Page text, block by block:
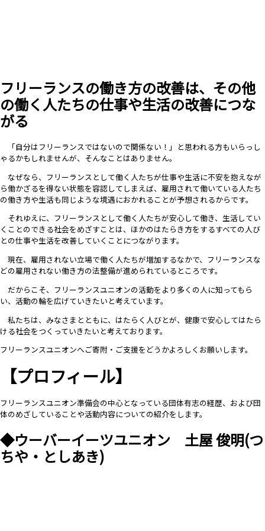
フリーランスの働き方の改善は、その他
の働く人たちの仕事や生活の改善につな
がる
「自分はフリーランスではないので関係ない！」と思われる方もいらっし
ゃるかもしれませんが、そんなことはありません。
なぜなら、フリーランスとして働く人たちが仕事や生活に不安を抱えなが
ら働かざるを得ない状態を容認してしまえば、雇用されて働いている人たち
の働き方や生活も同じような境遇におかれることが予想されるからです。
それゆえに、フリーランスとして働く人たちが安心して働き、生活してい
くことのできる社会をめざすことは、ほかのはたらき方をするすべての人び
との仕事や生活を改善していくことにつながります。
現在、雇用されない立場で働く人たちが増加するなかで、フリーランスな
どの雇用されない働き方の法整備が進められているところです。
だからこそ、フリーランスユニオンの活動をより多くの人に知ってもら
い、活動の輪を広げていきたいと考えています。
私たちは、みなさまとともに、はたらく人びとが、健康で安心してはたら
ける社会をつくっていきたいと考えております。
フリーランスユニオンへご寄附・ご支援をどうかよろしくお願いします。
【プロフィール】
フリーランスユニオン準備会の中心となっている団体有志の経歴、および団
体のめざしていることや活動内容についての紹介をします。
◆ウーバーイーツユニオン 土屋 俊明(つ
ちや・としあき)